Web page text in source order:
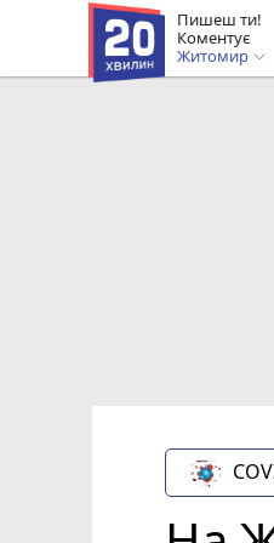
Пишеш ти!
Коментує
Житомир